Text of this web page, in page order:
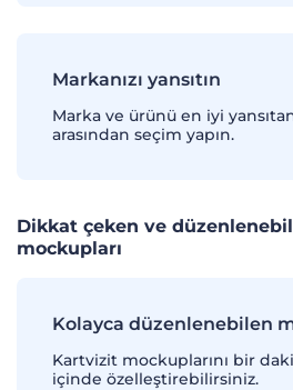
Markanızı yansıtın
Marka ve ürünü en iyi
arasından seçim yapın.
Dikkat çeken ve
mockupları
Kolayca düzenlenebilen
Kartvizit mockuplarını bir
içinde özelleştirebilirsiniz.